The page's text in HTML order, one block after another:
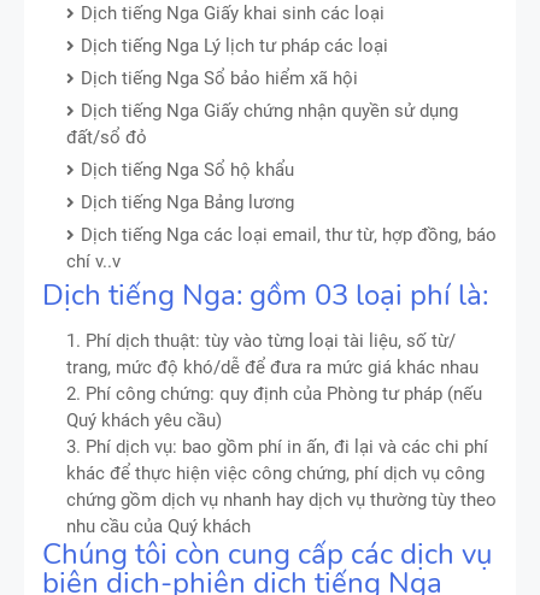
Dịch tiếng Nga Giấy khai sinh các loại
Dịch tiếng Nga Lý lịch tư pháp các loại
Dịch tiếng Nga Sổ bảo hiểm xã hội
Dịch tiếng Nga Giấy chứng nhận quyền sử dụng
đất/sổ đỏ
Dịch tiếng Nga Sổ hộ khẩu
Dịch tiếng Nga Bảng lương
Dịch tiếng Nga các loại email, thư từ, hợp đồng, báo
chí v..v
Dịch tiếng Nga: gồm 03 loại phí là:
1. Phí dịch thuật: tùy vào từng loại tài liệu, số từ/
trang, mức độ khó/dễ để đưa ra mức giá khác nhau
2. Phí công chứng: quy định của Phòng tư pháp (nếu
Quý khách yêu cầu)
3. Phí dịch vụ: bao gồm phí in ấn, đi lại và các chi phí
khác để thực hiện việc công chứng, phí dịch vụ công
chứng gồm dịch vụ nhanh hay dịch vụ thường tùy theo
nhu cầu của Quý khách
Chúng tôi còn cung cấp các dịch vụ
biên dịch-phiên dịch tiếng Nga